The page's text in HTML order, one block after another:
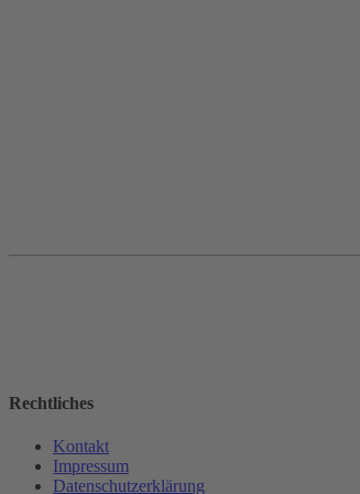
Rechtliches
Kontakt
Impressum
Datenschutz­erklärung